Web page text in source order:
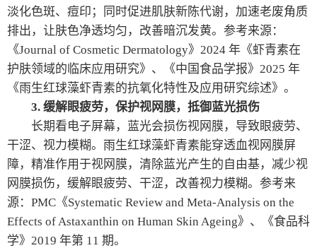
淡化色斑、痘印；同时促进肌肤新陈代谢，加速老废角质
排出，让肤色净透均匀，改善暗沉发黄。参考来源：
《Journal of Cosmetic Dermatology》2024 年《虾青素在
护肤领域的临床应用研究》、《中国食品学报》2025 年
《雨生红球藻虾青素的抗氧化特性及应用研究综述》。
3. 缓解眼疲劳，保护视网膜，抵御蓝光损伤
长期看电子屏幕，蓝光会损伤视网膜，导致眼疲劳、
干涩、视力模糊。雨生红球藻虾青素能穿透血视网膜屏
障，精准作用于视网膜，清除蓝光产生的自由基，减少视
网膜损伤，缓解眼疲劳、干涩，改善视力模糊。参考来
源：PMC《Systematic Review and Meta-Analysis on the
Effects of Astaxanthin on Human Skin Ageing》、《食品科
学》2019 年第 11 期。